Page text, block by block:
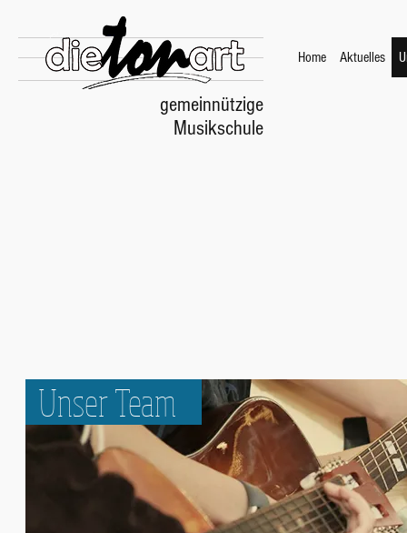
gemeinnützige
Musikschule
Home Aktuelles
Unser Team